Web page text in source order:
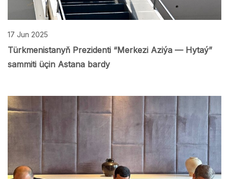
17 Jun 2025
Türkmenistanyň Prezidenti “Merkezi Aziýa — Hytaý”
sammiti üçin Astana bardy